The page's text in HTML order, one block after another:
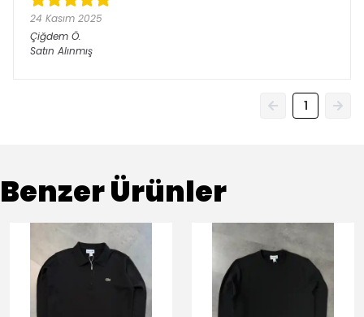
24 Kasım 2025
Çiğdem Ö.
Satın Alınmış
1
Benzer Ürünler